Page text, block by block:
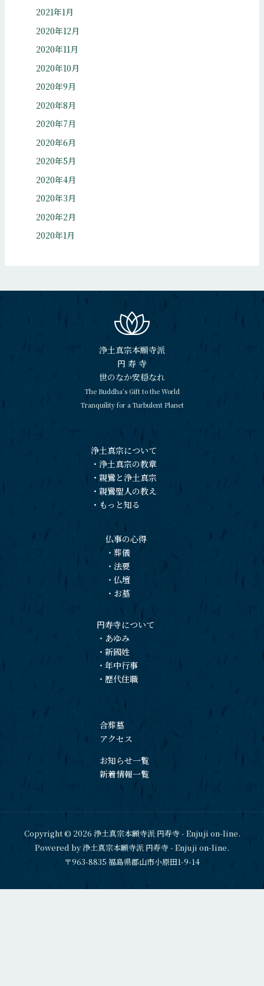
2021年1月
2020年12月
2020年11月
2020年10月
2020年9月
2020年8月
2020年7月
2020年6月
2020年5月
2020年4月
2020年3月
2020年2月
2020年1月
浄土真宗本願寺派
円 寿 寺
世のなか安穏なれ
The Buddha’s Gift to the World
Tranquility for a Turbulent Planet
浄土真宗について
・浄土真宗の教章
・親鸞と浄土真宗
・親鸞聖人の教え
・ もっと知る
仏事の心得
・葬儀
・法要
・仏壇
・ お墓
円寿寺について
・ あゆみ
・新國姓
・年中行事
・ 歴代住職
合葬墓
アクセス
お知らせ一覧
新着情報一覧
Copyright © 2026 浄土真宗本願寺派 円寿寺 - Enjuji on-line.
Powered by 浄土真宗本願寺派 円寿寺 - Enjuji on-line.
〒963-8835 福島県郡山市小原田1-9-14